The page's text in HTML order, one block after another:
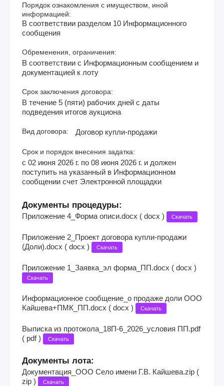
Порядок ознакомления с имуществом, иной
информацией:
В соответствии разделом 10 Информационного
сообщения
Обременения, ограничения:
В соответствии с Информационным сообщением и
документацией к лоту
Срок заключения договора:
В течение 5 (пяти) рабочих дней с даты
подведения итогов аукциона
Вид договора: Договор купли-продажи
Срок и порядок внесения задатка:
с 02 июня 2026 г. по 08 июня 2026 г. и должен
поступить на указанный в Информационном
сообщении счет Электронной площадки
Документы процедуры:
Приложение 4_Форма описи.docx ( docx ) Скачать
Приложение 2_Проект договора купли-продажи
(Доли).docx ( docx )
Скачать
Приложение 1_Заявка_эл форма_ПП.docx ( docx )
Скачать
Информационное сообщение_о продаже доли ООО
Кайшева+ПМК_ПП.docx ( docx )
Скачать
Выписка из протокола_18П-6_2026_условия ПП.pdf
( pdf )
Скачать
Документы лота:
Документация_ООО Село имени Г.В. Кайшева.zip (
zip )
Скачать